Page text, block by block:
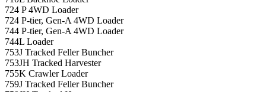
724 P 4WD Loader
724 P-tier, Gen-A 4WD Loader
744 P-tier, Gen-A 4WD Loader
744L Loader
753J Tracked Feller Buncher
753JH Tracked Harvester
755K Crawler Loader
759J Tracked Feller Buncher